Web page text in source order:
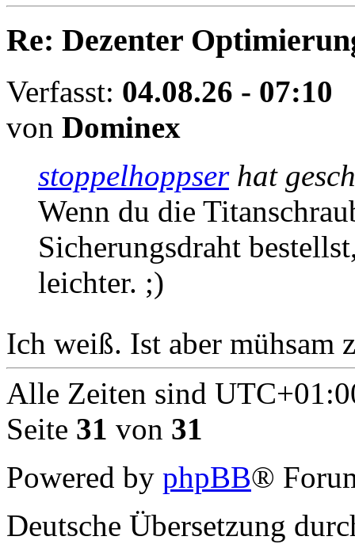
Re: Dezenter
Verfasst: 04.08.26 - 07:10
von Dominex
stoppelhoppserhat
Wenn du die
Sicherungsdraht
leichter. ;)
Ich weiß. Ist aber mühsam
Alle Zeiten sind
Seite 31 von 31
Powered by phpBB®
Deutsche Übersetzung